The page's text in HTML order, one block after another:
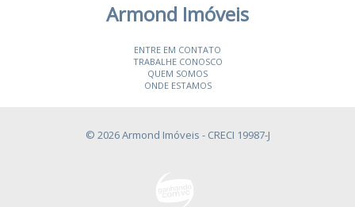
Armond Imóveis
ENTRE EM CONTATO
TRABALHE CONOSCO
QUEM SOMOS
ONDE ESTAMOS
© 2026 Armond Imóveis - CRECI 19987-J